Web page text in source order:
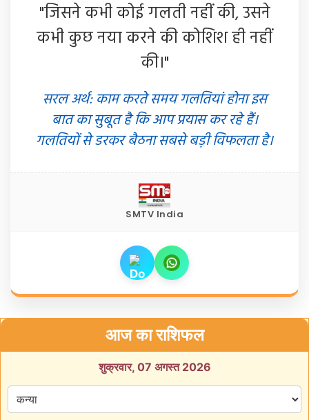
"जिसने कभी कोई गलती नहीं की, उसने
कभी कुछ नया करने की कोशिश ही नहीं
की।"
सरल अर्थ: काम करते समय गलतियां होना इस
बात का सुबूत है कि आप प्रयास कर रहे हैं।
गलतियों से डरकर बैठना सबसे बड़ी विफलता है।
SMTV India
आज का राशिफल
शुक्रवार, 07 अगस्त 2026